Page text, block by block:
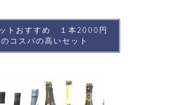
トおすすめ １本2000円
のコスパの高いセット